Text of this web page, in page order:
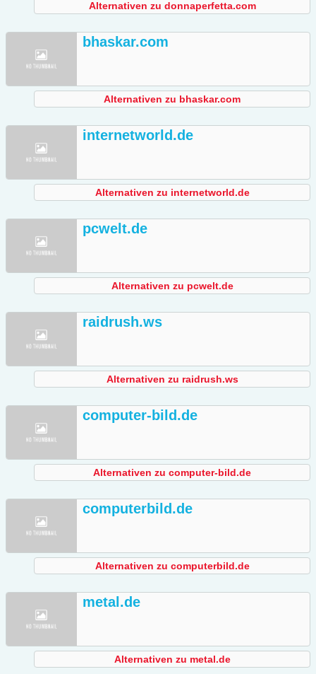
Alternativen zu donnaperfetta.com
bhaskar.com
Alternativen zu bhaskar.com
internetworld.de
Alternativen zu internetworld.de
pcwelt.de
Alternativen zu pcwelt.de
raidrush.ws
Alternativen zu raidrush.ws
computer-bild.de
Alternativen zu computer-bild.de
computerbild.de
Alternativen zu computerbild.de
metal.de
Alternativen zu metal.de